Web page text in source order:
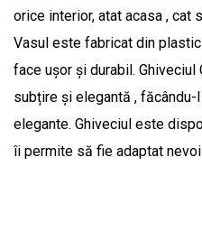
orice interior, atat acasa , cat
Vasul este fabricat din
face ușor și durabil. Ghiveciul
subțire și elegantă ,
elegante. Ghiveciul este
îi permite să fie adaptat